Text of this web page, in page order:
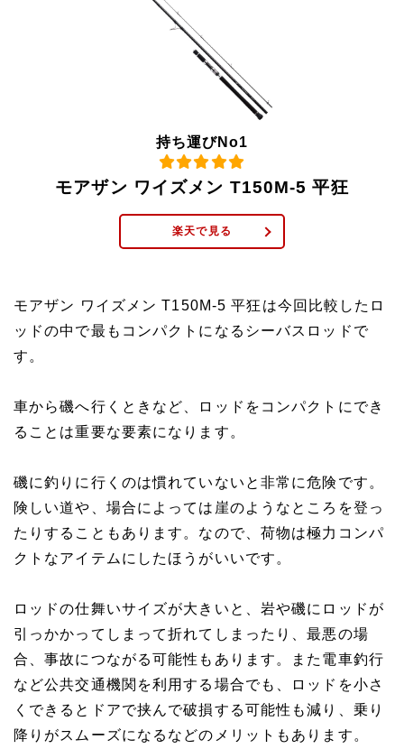
持ち運びNo1
モアザン ワイズメン T150M-5 平狂
楽天で見る
モアザン ワイズメン T150M-5 平狂は今回比較したロ
ッドの中で最もコンパクトになるシーバスロッドで
す。
車から磯へ行くときなど、ロッドをコンパクトにでき
ることは重要な要素になります。
磯に釣りに行くのは慣れていないと非常に危険です。
険しい道や、場合によっては崖のようなところを登っ
たりすることもあります。なので、荷物は極力コンパ
クトなアイテムにしたほうがいいです。
ロッドの仕舞いサイズが大きいと、岩や磯にロッドが
引っかかってしまって折れてしまったり、最悪の場
合、事故につながる可能性もあります。また電車釣行
など公共交通機関を利用する場合でも、ロッドを小さ
くできるとドアで挟んで破損する可能性も減り、乗り
降りがスムーズになるなどのメリットもあります。